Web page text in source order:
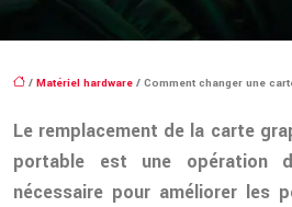
/ Matériel hardware / Comment changer une
Le remplacement de la carte
portable est une opération
nécessaire pour améliorer les